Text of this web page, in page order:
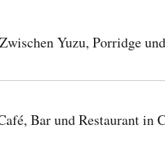
Yuzu, Porridge
Bar und Restaurant in